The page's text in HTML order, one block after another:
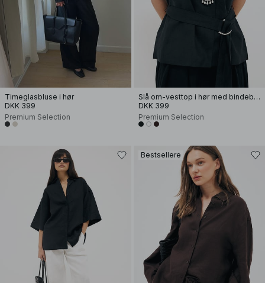
Timeglasbluse i hør
DKK 399
Premium Selection
Slå om-vesttop i hør med bindebånd
DKK 399
Premium Selection
Bestsellere